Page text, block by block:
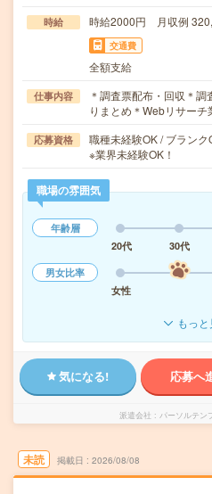
時給 時給2000円 月収例
交通費
全額支給
仕事内容
＊調査票配布・回収＊
りまとめ＊Webリサー
応募資格
職種未経験OK / ブラン
※業界未経験OK！
職場の雰囲気
年齢層
20代
30代
男女比率
女性
もっ
気になる! 応募へ
派遣会社 パーソルテン
未読 掲載日 2026/08/08